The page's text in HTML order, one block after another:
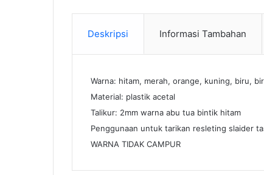
Deskripsi Informasi Tambahan
Warna: hitam, merah, orange, kuning, biru,
Material: plastik acetal
Talikur: 2mm warna abu tua bintik hitam
Penggunaan untuk tarikan resleting slaider
WARNA TIDAK CAMPUR